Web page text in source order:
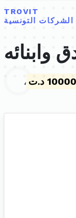
TROVIT
الشركات التونسية
وابنائه
10000 د.ت
،